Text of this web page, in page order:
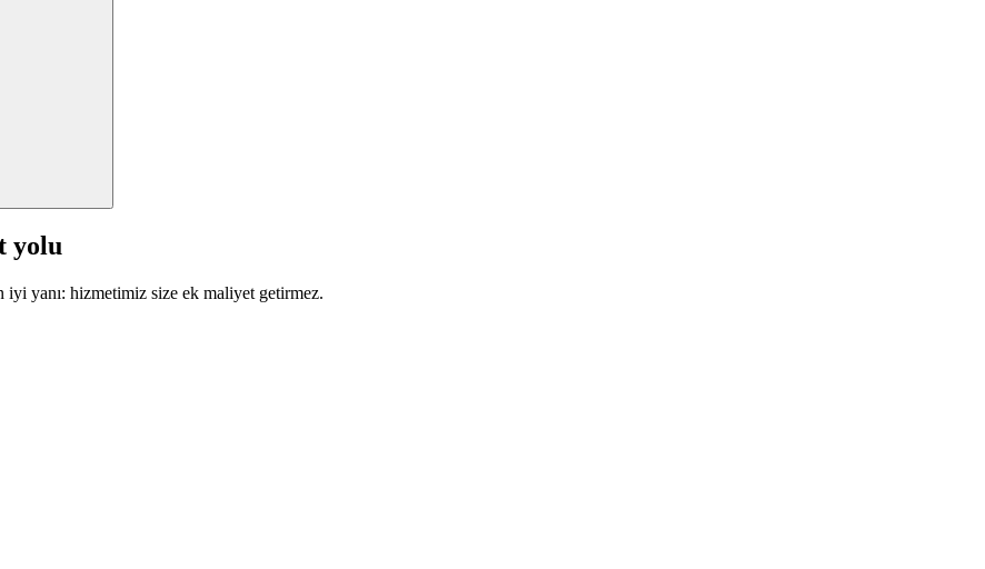
yolu
iyi yanı: hizmetimiz size ek maliyet getirmez.